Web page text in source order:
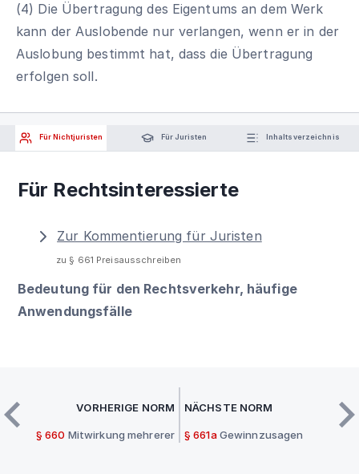
(4) Die Übertragung des Eigentums an dem Werk
kann der Auslobende nur verlangen, wenn er in der
Auslobung bestimmt hat, dass die Übertragung
erfolgen soll.
Für Nichtjuristen Für Juristen Inhaltsverzeichnis
Für Rechtsinteressierte
Zur Kommentierung für Juristen
zu § 661 Preisausschreiben
Bedeutung für den Rechtsverkehr, häufige
Anwendungsfälle
VORHERIGE NORM
§ 660 Mitwirkung mehrerer
NÄCHSTE NORM
§ 661a Gewinnzusagen